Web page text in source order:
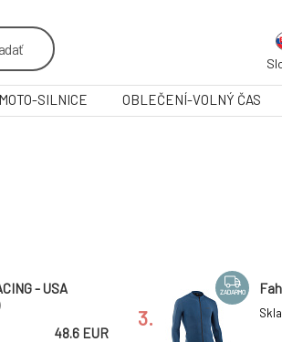
MOTO-SILNICE OBLEČENÍ-VOLNÝ ČAS
- USA
48.6 EUR
3.
ZADARMO